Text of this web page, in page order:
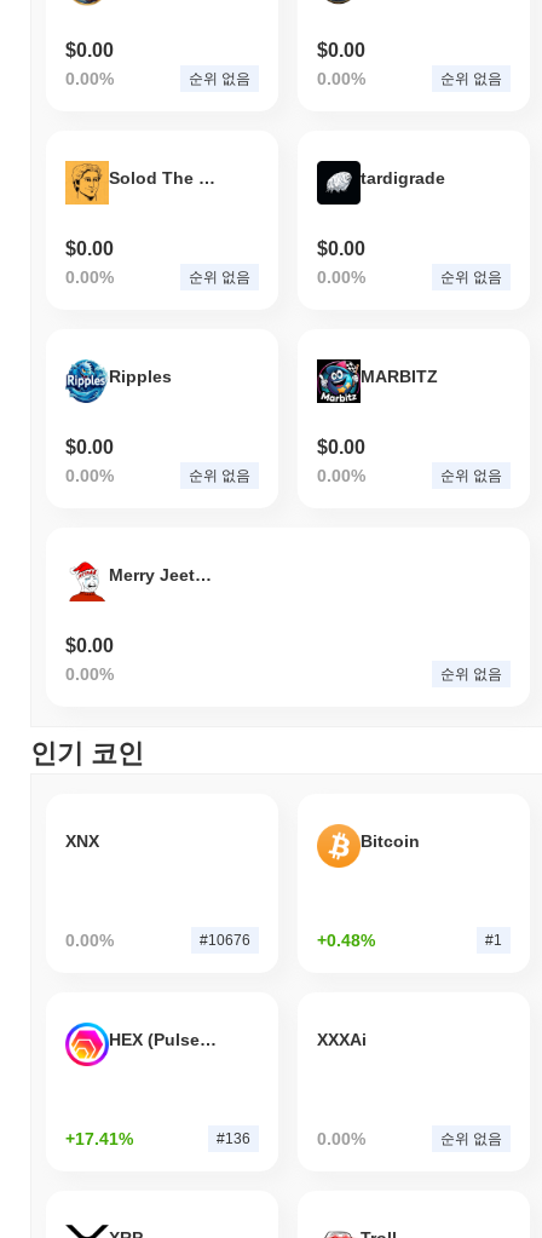
$0.00
0.00% 순위 없음
$0.00
0.00% 순위 없음
Solod The Buddy
$0.00
0.00% 순위 없음
tardigrade
$0.00
0.00% 순위 없음
Ripples
$0.00
0.00% 순위 없음
MARBITZ
$0.00
0.00% 순위 없음
Merry Jeetmas
$0.00
0.00% 순위 없음
인기 코인
XNX
0.00% #10676
Bitcoin
+0.48% #1
HEX (Pulsechain)
+17.41% #136
XXXAi
0.00% 순위 없음